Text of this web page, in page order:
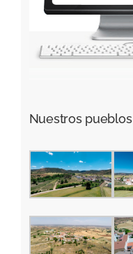
Nuestros pueblos